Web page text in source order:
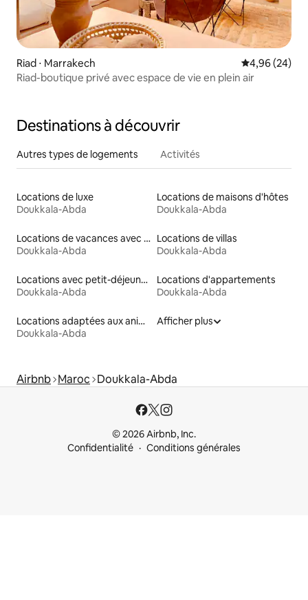
Riad ⋅ Marrakech Évaluation
4,96 (24)
Riad-boutique privé avec espace de vie en plein air
Destinations à découvrir
Autres types de logements Activités
Locations de luxe
Doukkala-Abda
Locations de maisons d'hôtes
Doukkala-Abda
Locations de vacances avec piscine
Doukkala-Abda
Locations de villas
Doukkala-Abda
Locations avec petit-déjeuner
Doukkala-Abda
Locations d'appartements
Doukkala-Abda
Locations adaptées aux animaux
Doukkala-Abda
Afficher plus
Airbnb Maroc Doukkala-Abda
© 2026 Airbnb, Inc.
Confidentialité
Conditions générales